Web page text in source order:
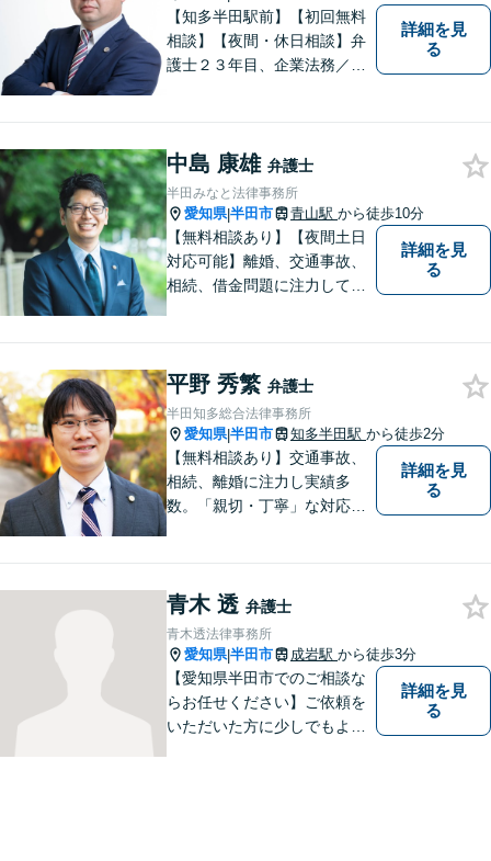
【知多半田駅前】【初回無料
相談】【夜間・休日相談】弁
護士２３年目、企業法務／交
護士が、事業経営を強力サポ
ートいたします！【ネット予
約可】【駐車場あり】【見積
無料】
詳細を見
る
中島 康雄 弁護士
半田みなと法律事務所
愛知県|半田市 青山駅 から徒歩10分
【無料相談あり】【夜間土日
対応可能】離婚、交通事故、
相続、借金問題に注力してお
詳細を見
る
平野 秀繁 弁護士
半田知多総合法律事務所
愛知県|半田市 知多半田駅 から徒歩2分
【無料相談あり】交通事故、
相続、離婚に注力し実績多
数。「親切・丁寧」な対応
詳細を見
る
青木 透 弁護士
青木透法律事務所
愛知県|半田市 成岩駅 から徒歩3分
【愛知県半田市でのご相談な
らお任せください】ご依頼を
いただいた方に少しでもよい
詳細を見
る